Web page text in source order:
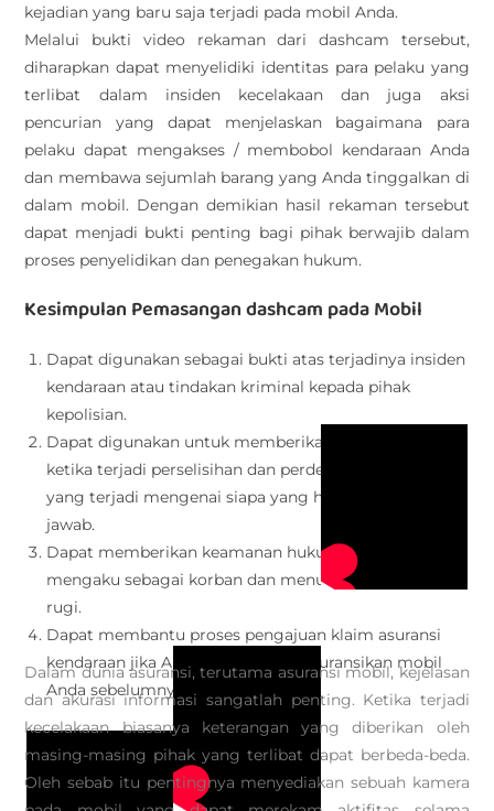
kejadian yang baru saja terjadi pada mobil Anda.
Melalui bukti video rekaman dari dashcam tersebut,
diharapkan dapat menyelidiki identitas para pelaku yang
terlibat dalam insiden kecelakaan dan juga aksi
pencurian yang dapat menjelaskan bagaimana para
pelaku dapat mengakses / membobol kendaraan Anda
dan membawa sejumlah barang yang Anda tinggalkan di
dalam mobil. Dengan demikian hasil rekaman tersebut
dapat menjadi bukti penting bagi pihak berwajib dalam
proses penyelidikan dan penegakan hukum.
Kesimpulan Pemasangan dashcam pada Mobil
Dapat digunakan sebagai bukti atas terjadinya insiden
kendaraan atau tindakan kriminal kepada pihak
kepolisian.
Dapat digunakan untuk memberikan perlindungan
ketika terjadi perselisihan dan perdebatan atas insiden
yang terjadi mengenai siapa yang harus bertanggung
jawab.
Dapat memberikan keamanan hukum dari pihak yang
mengaku sebagai korban dan menuntut balik ganti
rugi.
Dapat membantu proses pengajuan klaim asuransi
kendaraan jika Anda sudah mengasuransikan mobil
Anda sebelumnya.
Dalam dunia asuransi, terutama asuransi mobil, kejelasan
dan akurasi informasi sangatlah penting. Ketika terjadi
kecelakaan biasanya keterangan yang diberikan oleh
masing-masing pihak yang terlibat dapat berbeda-beda.
Oleh sebab itu pentingnya menyediakan sebuah kamera